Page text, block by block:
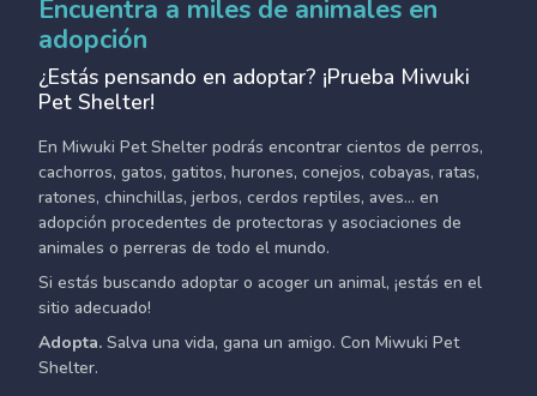
Encuentra a miles de animales en
adopción
¿Estás pensando en adoptar? ¡Prueba Miwuki
Pet Shelter!
En Miwuki Pet Shelter podrás encontrar cientos de perros,
cachorros, gatos, gatitos, hurones, conejos, cobayas, ratas,
ratones, chinchillas, jerbos, cerdos reptiles, aves... en
adopción procedentes de protectoras y asociaciones de
animales o perreras de todo el mundo.
Si estás buscando adoptar o acoger un animal, ¡estás en el
sitio adecuado!
Adopta. Salva una vida, gana un amigo. Con Miwuki Pet
Shelter.